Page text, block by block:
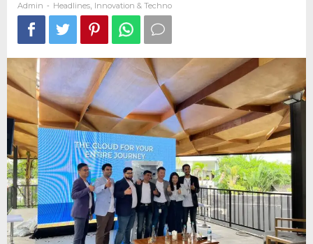
Admin - Headlines Innovation & Techno